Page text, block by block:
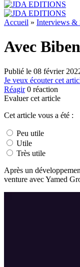
Accueil » Interviews &
Avec
Publié le 08 février
Je veux écouter cet
Réagir 0 réaction
Evaluer cet article
Cet article vous a été :
Peu utile
Utile
Très utile
Après un
venture avec Yamed